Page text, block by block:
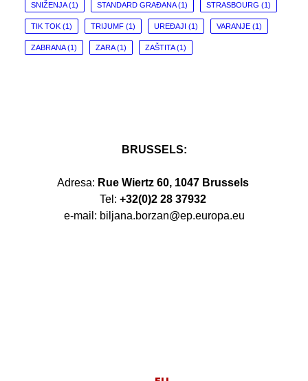
SNIŽENJA(1) STANDARD GRAĐANA(1) STRASBOURG (1)
TIK TOK (1) TRIJUMF (1) UREĐAJI (1) VARANJE (1)
ZABRANA(1) ZARA(1) ZAŠTITA(1)
BRUSSELS:
Adresa: Rue Wiertz 60, 1047 Brussels
Tel: +32(0)2 28 37932
e-mail: biljana.borzan@ep.europa.eu